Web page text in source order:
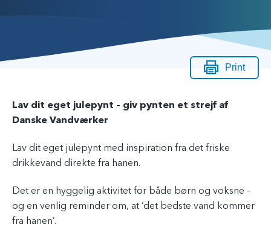
Print
Lav dit eget julepynt – giv pynten et strejf af
Danske Vandværker
Lav dit eget julepynt med inspiration fra det friske
drikkevand direkte fra hanen.
Det er en hyggelig aktivitet for både børn og voksne –
og en venlig reminder om, at ‘det bedste vand kommer
fra hanen’.